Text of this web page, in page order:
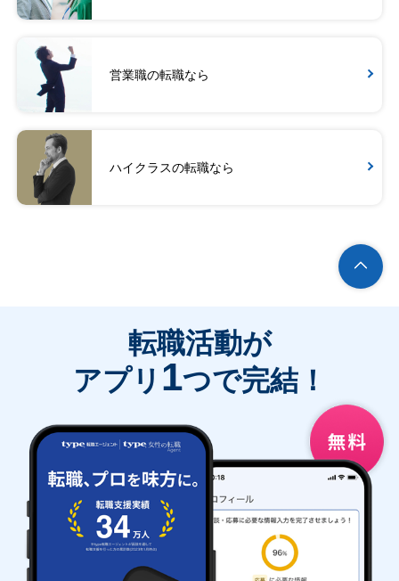
営業職の転職なら
ハイクラスの転職なら
転職活動が
アプリ 1つで完結！